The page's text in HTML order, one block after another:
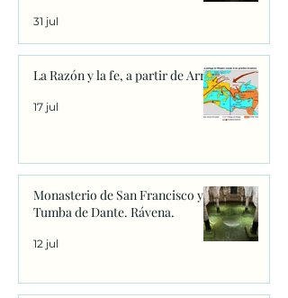
31 jul
La Razón y la fe, a partir de Arrio
17 jul
Monasterio de San Francisco y
Tumba de Dante. Rávena.
12 jul